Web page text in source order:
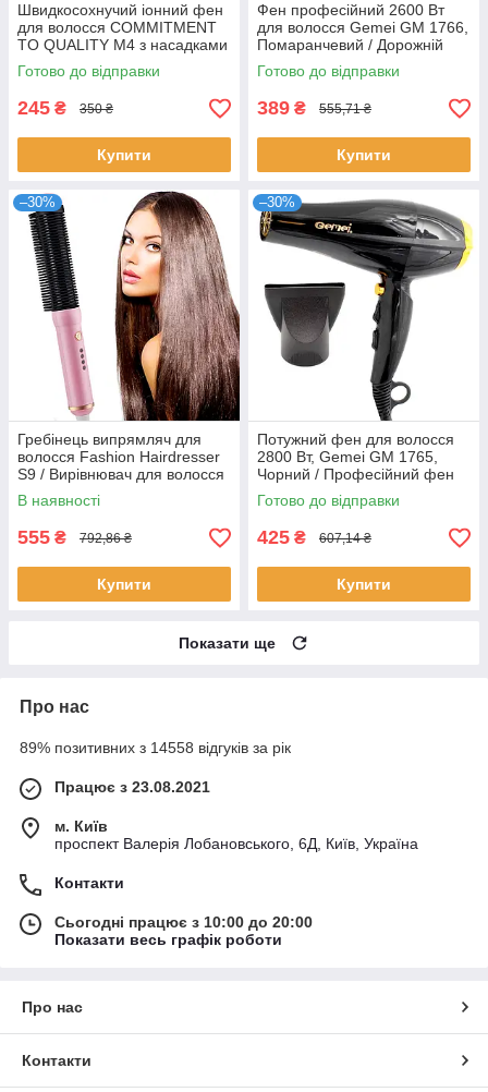
Швидкосохнучий іонний фен
для волосся COMMITMENT
TO QUALITY M4 з насадками
/ Портативний дорожній фен
Готово до відправки
245 ₴ 350 ₴
Купити
Фен професійний 2600 Вт
для волосся Gemei GM 1766,
Помаранчевий / Дорожній
фен з дифузором
Готово до відправки
389 ₴ 555,71 ₴
Купити
–30%
Гребінець випрямляч для
волосся Fashion Hairdresser
S9 / Вирівнювач для волосся
/ Гребінець-праска
В наявності
555 ₴ 792,86 ₴
Купити
–30%
Потужний фен для волосся
2800 Вт, Gemei GM 1765,
Чорний / Професійний фен
для укладання волосся з
насадкою
Готово до відправки
425 ₴ 607,14 ₴
Купити
Показати ще
Про нас
89% позитивних з 14558 відгуків за рік
Працює з 23.08.2021
м. Київ
проспект Валерія Лобановського, 6Д, Київ, Україна
Контакти
Сьогодні працює з 10:00 до 20:00
Показати весь графік роботи
Про нас
Контакти